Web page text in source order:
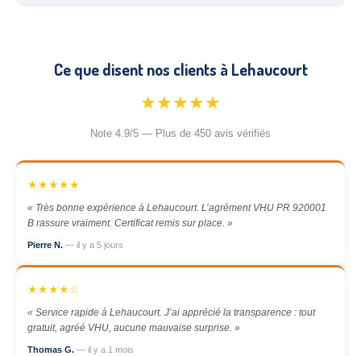
Ce que disent nos clients à Lehaucourt
★★★★★
Note 4.9/5 — Plus de 450 avis vérifiés
★★★★★
« Très bonne expérience à Lehaucourt. L’agrément VHU PR 920001
B rassure vraiment. Certificat remis sur place. »
Pierre N. — il y a 5 jours
★★★★☆
« Service rapide à Lehaucourt. J’ai apprécié la transparence : tout
gratuit, agréé VHU, aucune mauvaise surprise. »
Thomas G. — il y a 1 mois